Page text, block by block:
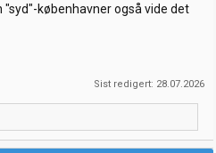
"syd"-københavner også vide det
Sist redigert: 28.07.2026